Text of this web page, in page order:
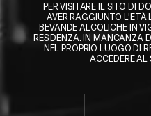
PER VISITARE IL SITO DI
AVER RAGGIUNTO L'ETÀ
BEVANDE ALCOLICHE IN
RESIDENZA. IN MANCANZA
NEL PROPRIO LUOGO DI
ACCEDERE AL